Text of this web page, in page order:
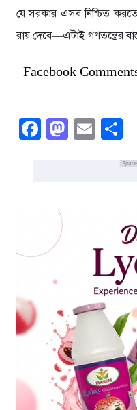
যে সরকার এসব নিশ্চিত
রায় দেবে—এটাই গণতন্ত্রের
Facebook
Facebook
Email